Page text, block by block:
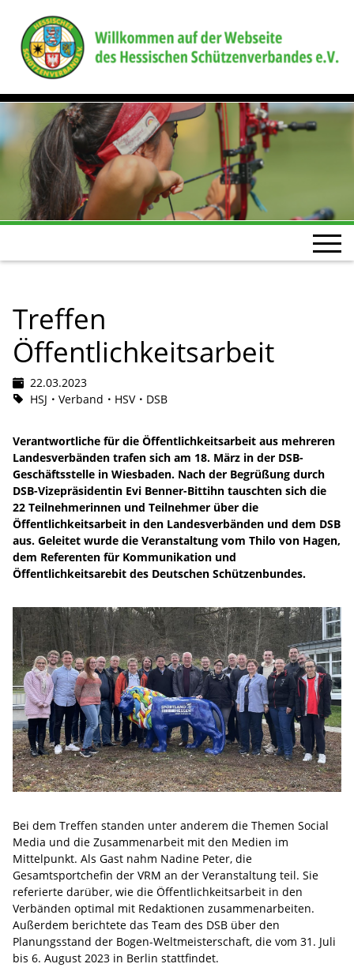
Treffen
Öffentlichkeitsarbeit
22.03.2023
HSJ
Verband HSV DSB
Verantwortliche für die Öffentlichkeitsarbeit aus mehreren
Landesverbänden trafen sich am 18. März in der DSB-
Geschäftsstelle in Wiesbaden. Nach der Begrüßung durch
DSB-Vizepräsidentin Evi Benner-Bittihn tauschten sich die
22 Teilnehmerinnen und Teilnehmer über die
Öffentlichkeitsarbeit in den Landesverbänden und dem DSB
aus. Geleitet wurde die Veranstaltung vom Thilo von Hagen,
dem Referenten für Kommunikation und
Öffentlichkeitsarebit des Deutschen Schützenbundes.
Bei dem Treffen standen unter anderem die Themen Social
Media und die Zusammenarbeit mit den Medien im
Mittelpunkt. Als Gast nahm Nadine Peter, die
Gesamtsportchefin der VRM an der Veranstaltung teil. Sie
referierte darüber, wie die Öffentlichkeitsarbeit in den
Verbänden optimal mit Redaktionen zusammenarbeiten.
Außerdem berichtete das Team des DSB über den
Planungsstand der Bogen-Weltmeisterschaft, die vom 31. Juli
bis 6. August 2023 in Berlin stattfindet.